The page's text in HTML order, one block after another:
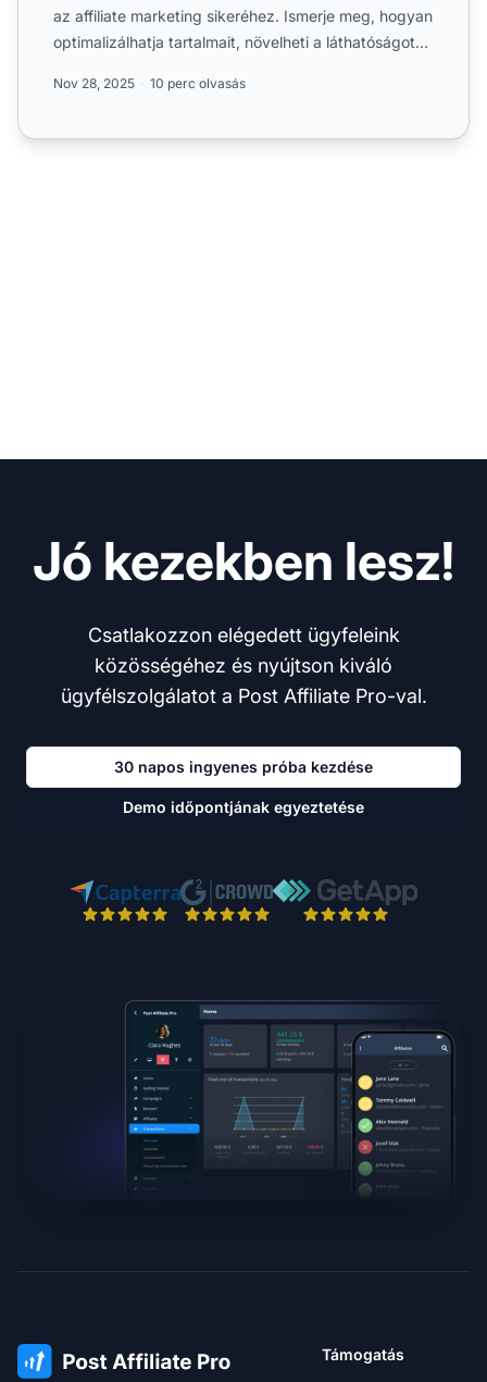
az affiliate marketing sikeréhez. Ismerje meg, hogyan
optimalizálhatja tartalmait, növelheti a láthatóságot...
Nov 28, 2025 10 perc olvasás
Jó kezekben lesz!
Csatlakozzon elégedett ügyfeleink
közösségéhez és nyújtson kiváló
ügyfélszolgálatot a Post Affiliate Pro-val.
30 napos ingyenes próba kezdése
Demo időpontjának egyeztetése
Támogatás